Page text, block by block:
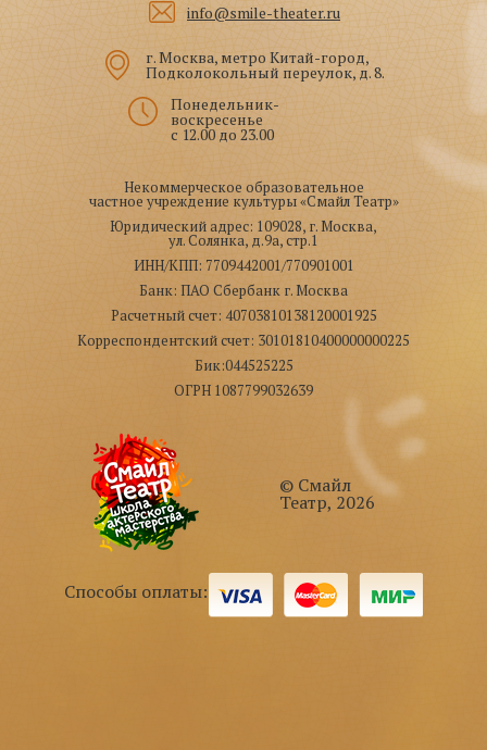
© Смайл
Театр, 2026
Способы оплаты:
info@smile-theater.ru
г. Москва, метро Китай-город,
Подколокольный переулок, д. 8.
Понедельник-
воскресенье
с 12.00 до 23.00
Некоммерческое образовательное
частное учреждение культуры «Смайл Театр»
Юридический адрес: 109028, г. Москва,
ул. Солянка, д.9а, стр.1
ИНН/КПП: 7709442001/770901001
Банк: ПАО Сбербанк г. Москва
Расчетный счет: 40703810138120001925
Корреспондентский счет: 30101810400000000225
Бик:044525225
ОГРН 1087799032639